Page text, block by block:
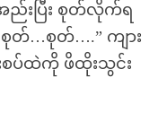
ည်းပြီး စုတ်လိုက်ရ
တ်…စုတ်….” ကျား
စပ်ထဲကို ဖိထိုးသွင်း